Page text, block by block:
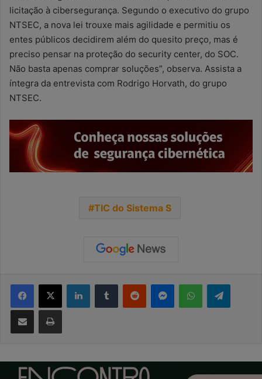
licitação à cibersegurança. Segundo o executivo do grupo
NTSEC, a nova lei trouxe mais agilidade e permitiu os
entes públicos decidirem além do quesito preço, mas é
preciso pensar na proteção do security center, do SOC.
Não basta apenas comprar soluções”, observa. Assista a
íntegra da entrevista com Rodrigo Horvath, do grupo
NTSEC.
TIC do Sistema S
Facebook
X LinkedinTumblr Reddit MessengerWhatsApp
Compartilhar via e-mail Imprimir